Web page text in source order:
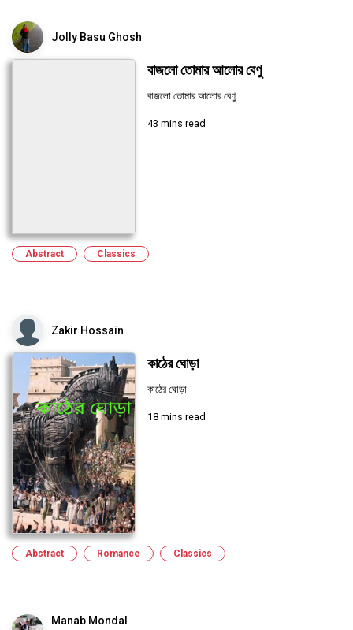
Jolly Basu Ghosh
বাজলো তোমার আলোর বেণু
বাজলো তোমার আলোর বেণু
43 mins read
Abstract Classics
Zakir Hossain
কাঠের ঘোড়া
কাঠের ঘোড়া
18 mins read
Abstract Romance Classics
Manab Mondal